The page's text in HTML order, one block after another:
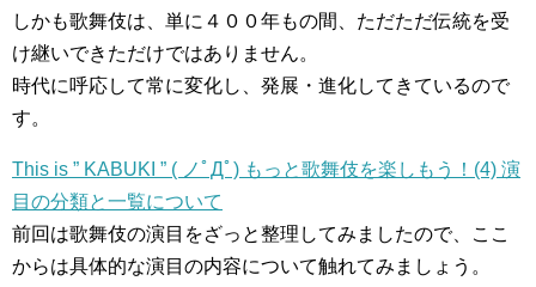
しかも歌舞伎は、単に４００年もの間、ただただ伝統を受
け継いできただけではありません。
時代に呼応して常に変化し、発展・進化してきているので
す。
This is ” KABUKI ” ( ノﾟДﾟ) もっと歌舞伎を楽しもう！(4) 演
目の分類と一覧について
前回は歌舞伎の演目をざっと整理してみましたので、ここ
からは具体的な演目の内容について触れてみましょう。